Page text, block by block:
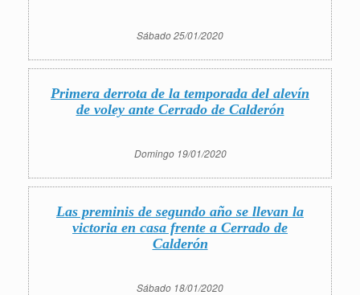
Sábado 25/01/2020
Primera derrota de la temporada del alevín
de voley ante Cerrado de Calderón
Domingo 19/01/2020
Las preminis de segundo año se llevan la
victoria en casa frente a Cerrado de
Calderón
Sábado 18/01/2020